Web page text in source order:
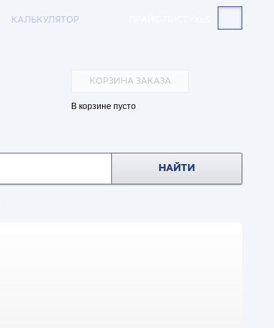
КАЛЬКУЛЯТОР
КОРЗИНА ЗАКАЗА
В корзине пусто
НАЙТИ